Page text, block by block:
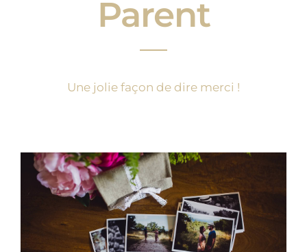
Parent
Une jolie façon de dire merci !